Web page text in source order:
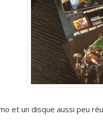
et un disque aussi peu